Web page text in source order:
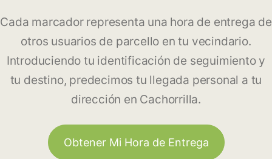
Cada marcador representa una hora de entrega de
otros usuarios de parcello en tu vecindario.
Introduciendo tu identificación de seguimiento y
tu destino, predecimos tu llegada personal a tu
dirección en Cachorrilla.
Obtener Mi Hora de Entrega